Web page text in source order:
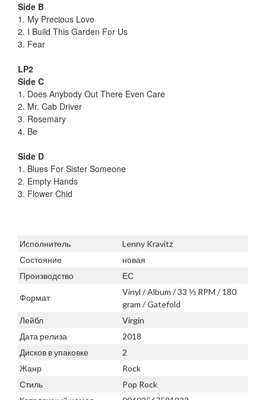
Side B
1. My Precious Love
2. I Build This Garden For Us
3. Fear
LP2
Side C
1. Does Anybody Out There Even Care
2. Mr. Cab Driver
3. Rosemary
4. Be
Side D
1. Blues For Sister Someone
2. Empty Hands
3. Flower Chid
Исполнитель
Lenny Kravitz
Состояние
новая
Производство
ЕС
Формат
Vinyl / Album / 33 ⅓ RPM / 180
gram / Gatefold
Лейбл
Virgin
Дата релиза
2018
Дисков в упаковке
2
Жанр
Rock
Стиль
Pop Rock